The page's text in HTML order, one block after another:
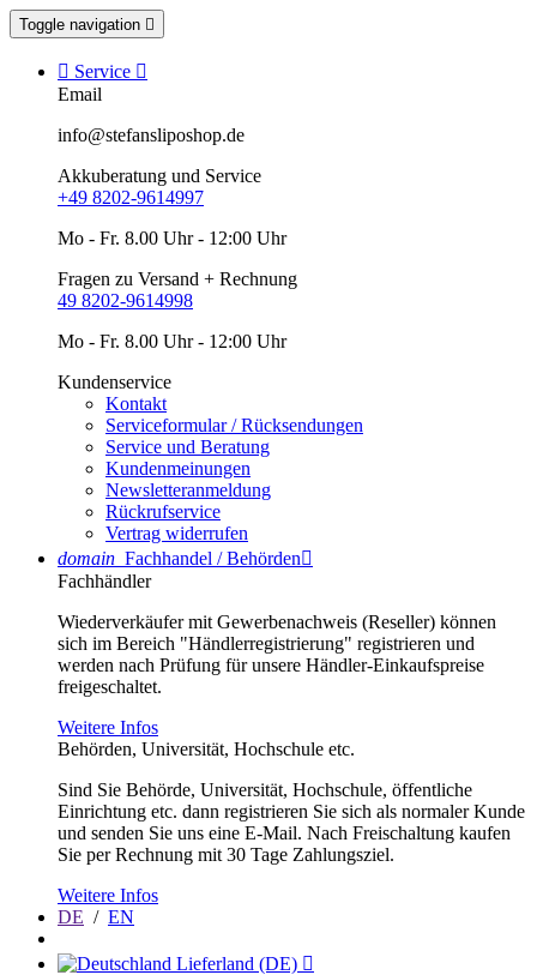
Toggle navigation 
 Service 
Email
info@stefansliposhop.de
Akkuberatung und Service
+49 8202-9614997
Mo - Fr. 8.00 Uhr - 12:00 Uhr
Fragen zu Versand + Rechnung
49 8202-9614998
Mo - Fr. 8.00 Uhr - 12:00 Uhr
Kundenservice
Kontakt
Serviceformular / Rücksendungen
Service und Beratung
Kundenmeinungen
Newsletteranmeldung
Rückrufservice
Vertrag widerrufen
domain Fachhandel / Behörden
Fachhändler
Wiederverkäufer mit Gewerbenachweis (Reseller) können
sich im Bereich "Händlerregistrierung" registrieren und
werden nach Prüfung für unsere Händler-Einkaufspreise
freigeschaltet.
Weitere Infos
Behörden, Universität, Hochschule etc.
Sind Sie Behörde, Universität, Hochschule, öffentliche
Einrichtung etc. dann registrieren Sie sich als normaler Kunde
und senden Sie uns eine E-Mail. Nach Freischaltung kaufen
Sie per Rechnung mit 30 Tage Zahlungsziel.
Weitere Infos
DE / EN
Lieferland (DE) 